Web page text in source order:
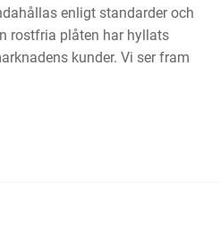
enligt standarder och
rostfria plåten har hyllats
kunder. Vi ser fram